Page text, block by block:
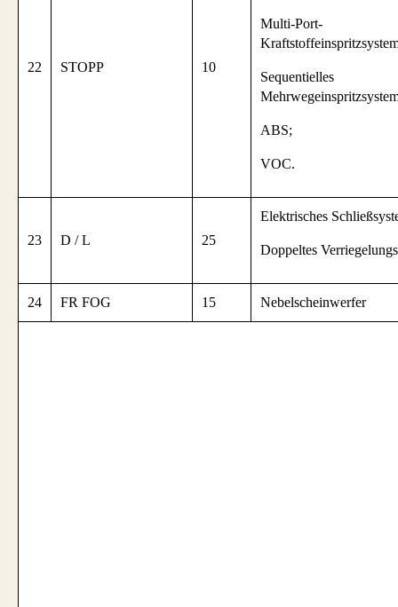
22 STOPP 10
Multi-Port-
Sequentielles
ABS;
VOC.
23 D / L 25
Elektrisches
Doppeltes
24 FR FOG 15 Nebelscheinwerfer